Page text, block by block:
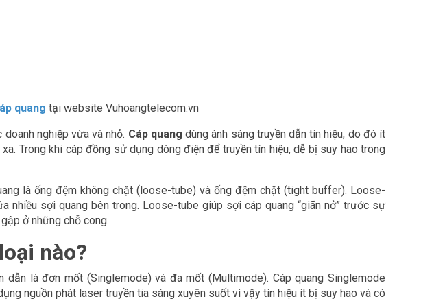
quang tại website Vuhoangtelecom.vn
nghiệp vừa và nhỏ. Cáp quang dùng ánh sáng truyền dẫn tín hiệu, do đó ít
Trong khi cáp đồng sử dụng dòng điện để truyền tín hiệu, dễ bị suy hao trong
là ống đệm không chặt (loose-tube) và ống đệm chặt (tight buffer). Loose-
nhiều sợi quang bên trong. Loose-tube giúp sợi cáp quang “giãn nở” trước sự
ở những chỗ cong.
nào?
dẫn là đơn mốt (Singlemode) và đa mốt (Multimode). Cáp quang Singlemode
nguồn phát laser truyền tia sáng xuyên suốt vì vậy tín hiệu ít bị suy hao và có